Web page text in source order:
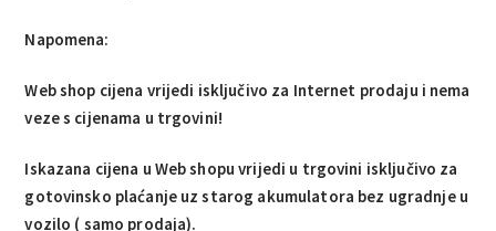
Napomena:
Web shop cijena vrijedi isključivo za Internet prodaju i nema
veze s cijenama u trgovini!
Iskazana cijena u Web shopu vrijedi u trgovini isključivo za
gotovinsko plaćanje uz starog akumulatora bez ugradnje u
vozilo ( samo prodaja).